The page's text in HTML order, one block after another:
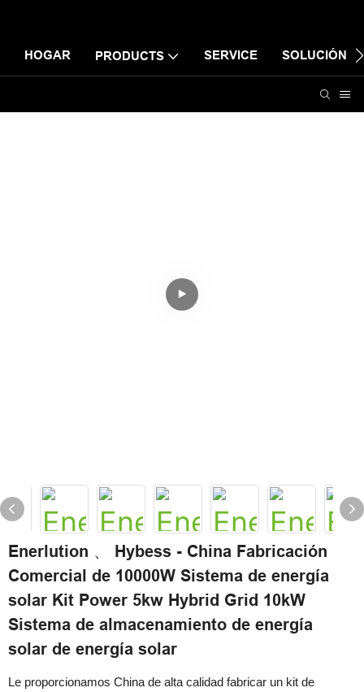
HOGAR PRODUCTS SERVICE SOLUCIÓN
Enerlution 、 Hybess - China Fabricación
Comercial de 10000W Sistema de energía
solar Kit Power 5kw Hybrid Grid 10kW
Sistema de almacenamiento de energía
solar de energía solar
Le proporcionamos China de alta calidad fabricar un kit de